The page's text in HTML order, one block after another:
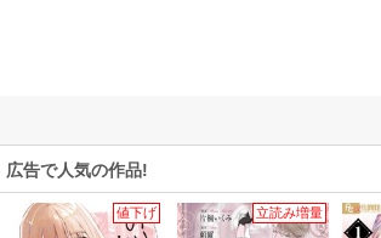
広告で人気の作品!
値下げ 立読み増量